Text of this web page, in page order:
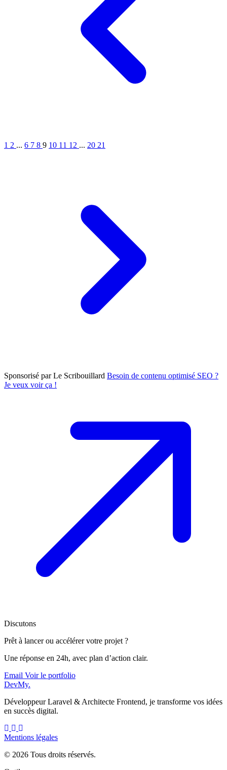
1 2 ... 6 7 8 9 10 11 12 ... 20 21
Sponsorisé par Le Scribouillard Besoin de contenu optimisé SEO ?
Je veux voir ça !
Discutons
Prêt à lancer ou accélérer votre projet ?
Une réponse en 24h, avec plan d’action clair.
Email Voir le portfolio
DevMy.
Développeur Laravel & Architecte Frontend, je transforme vos idées
en succès digital.
Mentions légales
© 2026 Tous droits réservés.